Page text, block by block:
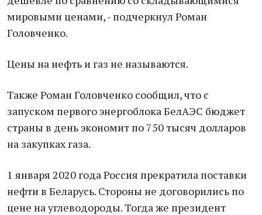
мировыми ценами, - подчеркнул Роман
Головченко.
Цены на нефть и газ не называются.
Также Роман Головченко сообщил, что с
запуском первого энергоблока БелАЭС бюджет
страны в день экономит по 750 тысяч долларов
на закупках газа.
1 января 2020 года Россия прекратила поставки
нефти в Беларусь. Стороны не договорились по
цене на углеводороды. Тогда же президент